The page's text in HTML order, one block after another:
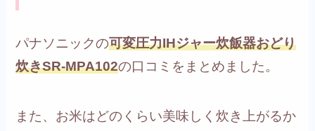
パナソニックの可変圧力IHジャー炊飯器おどり
炊きSR-MPA102の口コミをまとめました。
また、お米はどのくらい美味しく炊き上がるか